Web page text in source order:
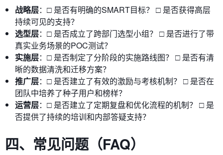
战略层：□ 是否有明确的SMART目标？ □ 是否获得高层
持续可见的支持？
选型层：□ 是否成立了跨部门选型小组？ □ 是否进行了带
真实业务场景的POC测试？
实施层：□ 是否制定了分阶段的实施路线图？ □ 是否有清
晰的数据清洗和迁移方案？
推广层：□ 是否建立了有效的激励与考核机制？ □ 是否在
团队中培养了种子用户和榜样？
运营层：□ 是否建立了定期复盘和优化流程的机制？ □ 是
否提供了持续的培训和内部答疑支持？
四、常见问题（FAQ）